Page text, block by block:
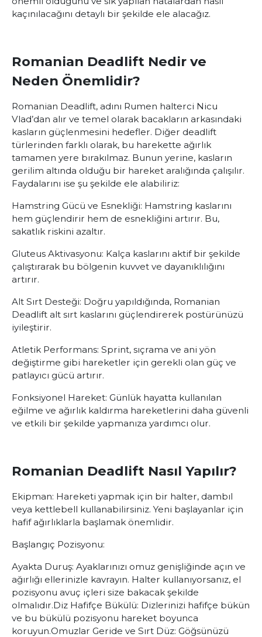
kaçınılacağını detaylı bir şekilde ele alacağız.
Romanian Deadlift Nedir ve
Neden Önemlidir?
Romanian Deadlift, adını Rumen halterci Nicu
Vlad’dan alır ve temel olarak bacakların arkasındaki
kasların güçlenmesini hedefler. Diğer deadlift
türlerinden farklı olarak, bu harekette ağırlık
tamamen yere bırakılmaz. Bunun yerine, kasların
gerilim altında olduğu bir hareket aralığında çalışılır.
Faydalarını ise şu şekilde ele alabiliriz:
Hamstring Gücü ve Esnekliği: Hamstring kaslarını
hem güçlendirir hem de esnekliğini artırır. Bu,
sakatlık riskini azaltır.
Gluteus Aktivasyonu: Kalça kaslarını aktif bir şekilde
çalıştırarak bu bölgenin kuvvet ve dayanıklılığını
artırır.
Alt Sırt Desteği: Doğru yapıldığında, Romanian
Deadlift alt sırt kaslarını güçlendirerek postürünüzü
iyileştirir.
Atletik Performans: Sprint, sıçrama ve ani yön
değiştirme gibi hareketler için gerekli olan güç ve
patlayıcı gücü artırır.
Fonksiyonel Hareket: Günlük hayatta kullanılan
eğilme ve ağırlık kaldırma hareketlerini daha güvenli
ve etkili bir şekilde yapmanıza yardımcı olur.
Romanian Deadlift Nasıl Yapılır?
Ekipman: Hareketi yapmak için bir halter, dambıl
veya kettlebell kullanabilirsiniz. Yeni başlayanlar için
hafif ağırlıklarla başlamak önemlidir.
Başlangıç Pozisyonu:
Ayakta Duruş: Ayaklarınızı omuz genişliğinde açın ve
ağırlığı ellerinizle kavrayın. Halter kullanıyorsanız, el
pozisyonu avuç içleri size bakacak şekilde
olmalıdır.Diz Hafifçe Bükülü: Dizlerinizi hafifçe bükün
ve bu bükülü pozisyonu hareket boyunca
koruyun.Omuzlar Geride ve Sırt Düz: Göğsünüzü